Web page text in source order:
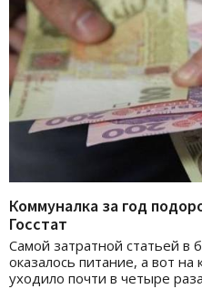
Коммуналка за год
Госстат
Самой затратной статьей в
оказалось питание, а вот
уходило почти в четыре